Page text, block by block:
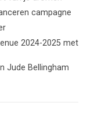
campagne
2024-2025 met
Jude Bellingham